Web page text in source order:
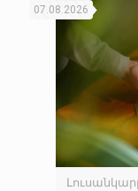
07.08.2026